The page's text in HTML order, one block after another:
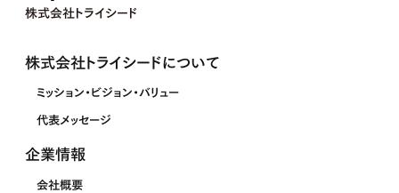
株式会社トライシード
株式会社トライシードについて
ミッション・ビジョン・バリュー
代表メッセージ
企業情報
会社概要